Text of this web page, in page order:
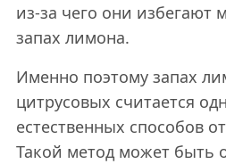
из-за чего они избегают
запах лимона.
Именно поэтому запах
цитрусовых считается
естественных способов
Такой метод может быть